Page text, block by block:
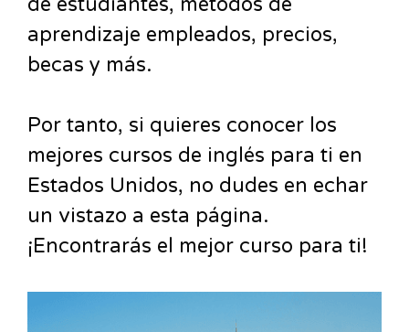
aprendizaje empleados, precios,
becas y más.
Por tanto, si quieres conocer los
mejores cursos de inglés para ti en
Estados Unidos, no dudes en echar
un vistazo a esta página.
¡Encontrarás el mejor curso para ti!